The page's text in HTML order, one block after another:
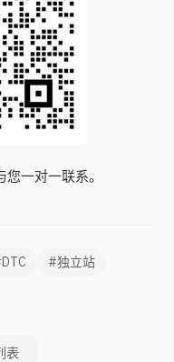
一对一联系。
#独立站
表